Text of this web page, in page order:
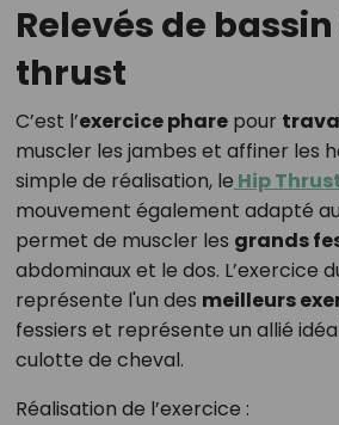
Relevés de bassin
thrust
C’est l’exercice pharepour
muscler les jambes et affiner les
simple de réalisation, le Hip
mouvement également adapté
permet de muscler les grands
abdominaux et le dos. L’exercice
représente l'un des meilleurs
fessiers et représente un allié
culotte de cheval.
Réalisation de l’exercice :